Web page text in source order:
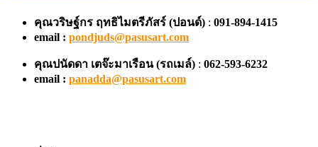
คุณวริษฐ์กร ฤทธิไมตรีภัสร์ (ปอนด์) : 091-894-1415
email : pondjuds@pasusart.com
คุณปนัดดา เตจ๊ะมาเรือน (รถเมล์) : 062-593-6232
email : panadda@pasusart.com